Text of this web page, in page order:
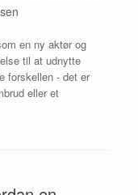
en ny aktør og
til at udnytte
forskellen - det er
eller et